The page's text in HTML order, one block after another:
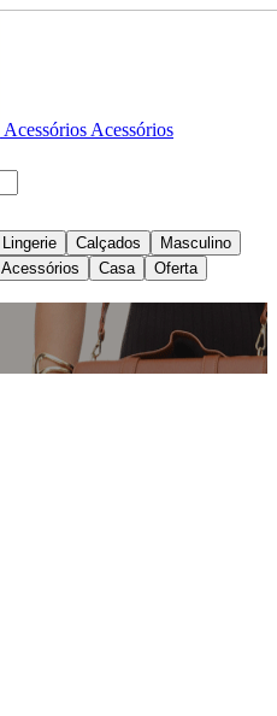
Acessórios Acessórios
Lingerie Calçados
Masculino
Acessórios Casa Oferta